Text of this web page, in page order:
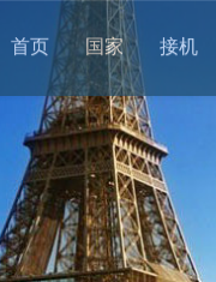
首页 国家 接机